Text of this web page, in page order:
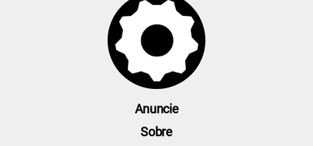
Anuncie
Sobre